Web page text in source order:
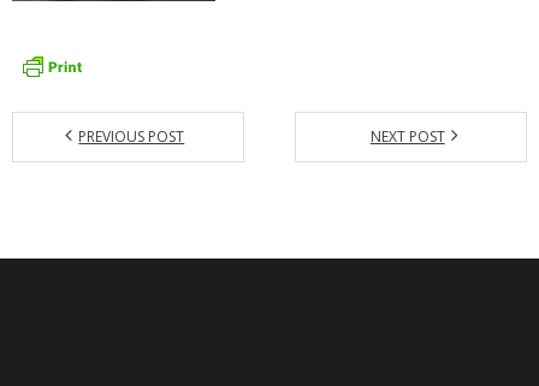
PREVIOUS POST NEXT POST